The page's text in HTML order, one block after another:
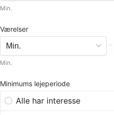
Min.
Værelser
Min.
-
Minimums lejeperiode
Alle har interesse